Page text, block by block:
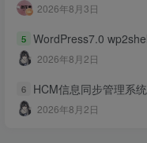
2026年8月3日
5 WordPress7.0 wp2shell 未授权RCE（CVE-
2026年8月2日
6 HCM信息同步管理系统
2026年8月2日